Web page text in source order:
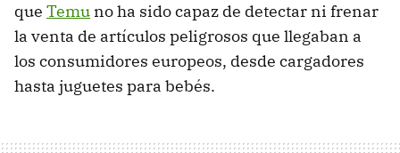
que Temu no ha sido capaz de detectar ni frenar
la venta de artículos peligrosos que llegaban a
los consumidores europeos, desde cargadores
hasta juguetes para bebés.